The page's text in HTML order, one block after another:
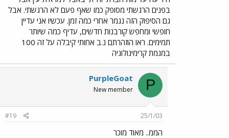
בפנים הרגשתי מסופק כמו שאף פעם לא הרגשתי. אבל
גם הסיפוק הזה נגמר אחרי כמה זמן. עכשיו אני עדיין
חופשי ומחפש קורבנות חדשים, עדיף כמה שיותר
תמימים. ראו הוזהרתם נ.ב אחותי קיבלה על זה 100
במגמת קרימינולוגיה
P
PurpleGoat
New member
25/1/03
#19
הממ.. מאוד מוכר